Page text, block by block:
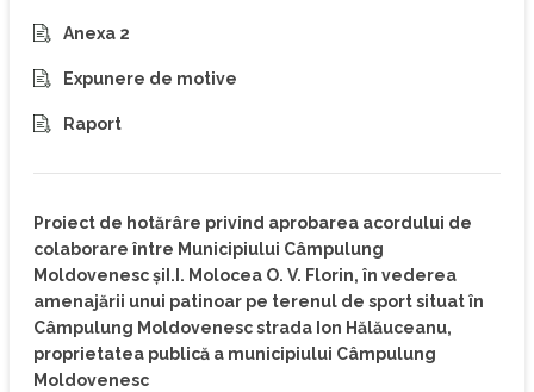
Anexa 2
Expunere de motive
Raport
Proiect de hotărâre privind aprobarea acordului de
colaborare între Municipiului Câmpulung
Moldovenesc șiI.I. Molocea O. V. Florin, în vederea
amenajării unui patinoar pe terenul de sport situat în
Câmpulung Moldovenesc strada Ion Hălăuceanu,
proprietatea publică a municipiului Câmpulung
Moldovenesc